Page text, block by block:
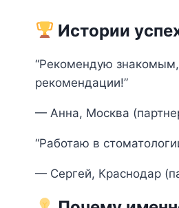
Истории
“Рекомендую
рекомендации!”
— Анна, Москва
“Работаю в
— Сергей, Краснодар